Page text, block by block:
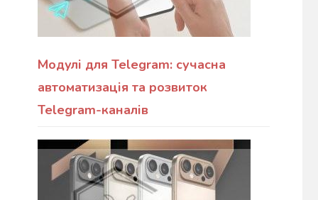
Модулі для Telegram: сучасна
автоматизація та розвиток
Telegram-каналів